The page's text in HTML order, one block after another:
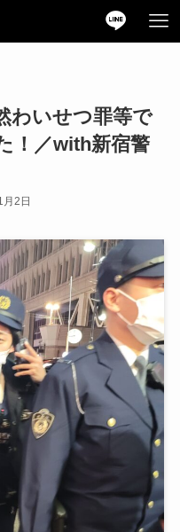
わいせつ罪等で
！／with新宿警
2日